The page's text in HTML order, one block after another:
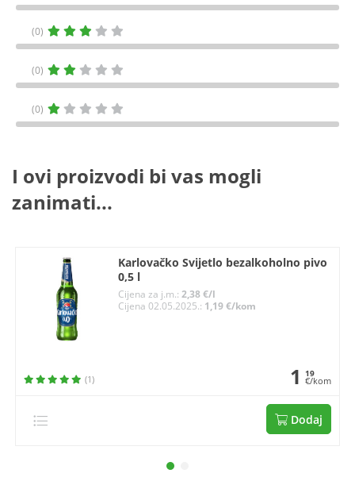
(0)
(0)
(0)
I ovi proizvodi bi vas mogli
zanimati...
Karlovačko Svijetlo bezalkoholno pivo
0,5 l
Cijena za j.m.:2,38 €/l
Cijena 02.05.2025.: 1,19 €/kom
(1) 1 19
€/kom
Dodaj